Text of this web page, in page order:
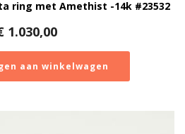
ring met Amethist -14k #23532
1.030,00
aan winkelwagen